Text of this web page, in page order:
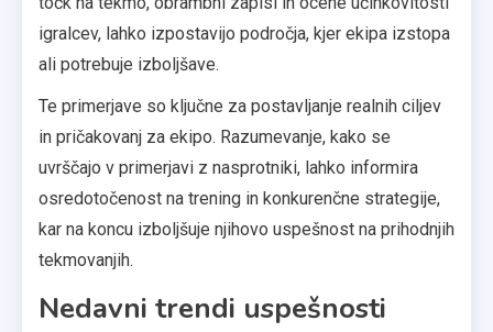
igralcev, lahko izpostavijo področja, kjer ekipa izstopa
ali potrebuje izboljšave.
Te primerjave so ključne za postavljanje realnih ciljev
in pričakovanj za ekipo. Razumevanje, kako se
uvrščajo v primerjavi z nasprotniki, lahko informira
osredotočenost na trening in konkurenčne strategije,
kar na koncu izboljšuje njihovo uspešnost na prihodnjih
tekmovanjih.
Nedavni trendi uspešnosti